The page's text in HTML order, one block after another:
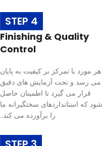
STEP 4
Finishing & Quality
Control
هر مورد با تمرکز بر کیفیت به پایان
می رسد و تحت آزمایش های دقیق
قرار می گیرد تا اطمینان حاصل
شود که استانداردهای سختگیرانه ما
را برآورده می کند..